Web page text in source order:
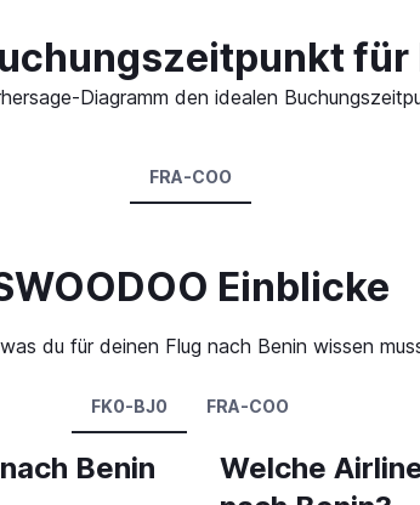
für
Diagramm den idealen
FRA-COO
Einblicke
du für deinen Flug nach Benin wissen
FK0-BJ0 FRA-COO
Benin
Welche